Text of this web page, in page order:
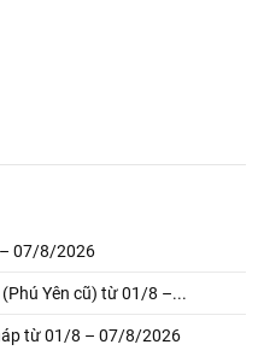
07/8/2026
Yên cũ) từ 01/8 –...
từ 01/8 – 07/8/2026